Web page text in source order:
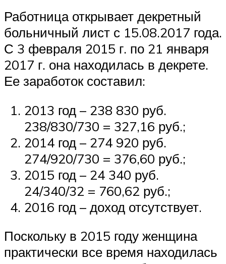
Работница открывает декретный
больничный лист с 15.08.2017 года.
С 3 февраля 2015 г. по 21 января
2017 г. она находилась в декрете.
Ее заработок составил:
2013 год – 238 830 руб.
238/830/730 = 327,16 руб.;
2014 год – 274 920 руб.
274/920/730 = 376,60 руб.;
2015 год – 24 340 руб.
24/340/32 = 760,62 руб.;
2016 год – доход отсутствует.
Поскольку в 2015 году женщина
практически все время находилась